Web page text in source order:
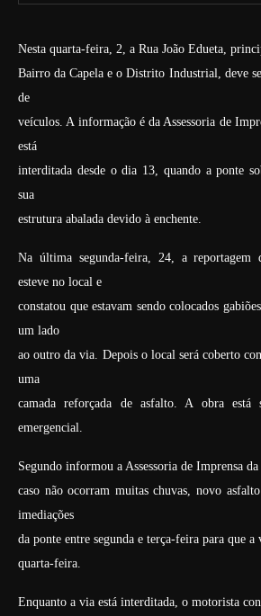
Nesta quarta-feira, 2, a Rua João Edueta,
Bairro da Capela e o Distrito Industrial, deve
de
veículos. A informação é da Assessoria de
está
interditada desde o dia 13, quando a ponte
sua
estrutura abalada devido à enchente.
Na última segunda-feira, 24, a
esteve no local e
constatou que estavam sendo colocados
um lado
ao outro da via. Depois o local será coberto
uma
camada reforçada de asfalto. A obra está
emergencial.
Segundo informou a Assessoria de Imprensa
caso não ocorram muitas chuvas, novo
imediações
da ponte entre segunda e terça-feira para que a
quarta-feira.
Enquanto a via está interditada, o motorista